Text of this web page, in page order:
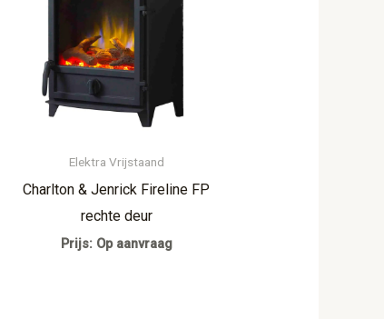
Elektra Vrijstaand
Charlton & Jenrick Fireline FP
rechte deur
Prijs: Op aanvraag